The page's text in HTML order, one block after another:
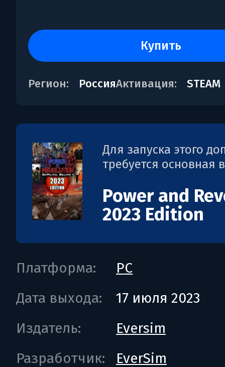
купить
Регион: РоссияАктивация: STEAM
Для запуска этого
требуется основная
Power and
2023 Edition
Платформа:
PC
Дата выхода:
17 июля 2023
Издатель:
Eversim
Разработчик:
EverSim